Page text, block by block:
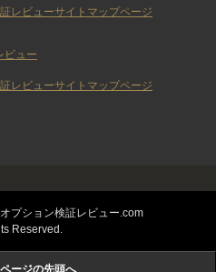
レビューサイトマップページ
ビュー
レビューサイトマップページ
プション検証レビュー.com
Reserved.
ージの先頭へ